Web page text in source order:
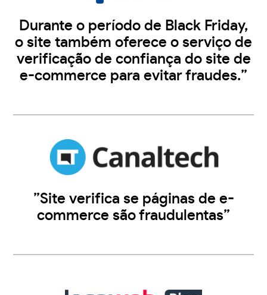
Durante o período de Black Friday,
o site também oferece o serviço de
verificação de confiança do site de
e-commerce para evitar fraudes.”
”Site verifica se páginas de e-
commerce são fraudulentas”